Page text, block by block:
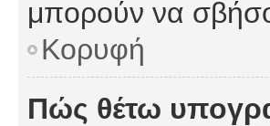
μπορούν να
Κορυφή
Πώς θέτω